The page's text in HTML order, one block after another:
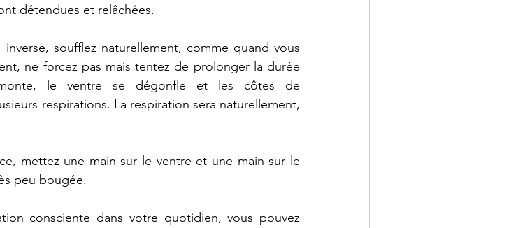
détendues et relâchées.
soufflez naturellement, comme quand vous
ne forcez pas mais tentez de prolonger la durée
le ventre se dégonfle et les côtes de
respirations. La respiration sera naturellement,
mettez une main sur le ventre et une main sur le
peu bougée.